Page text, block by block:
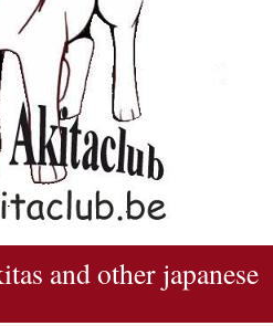
and other japanese